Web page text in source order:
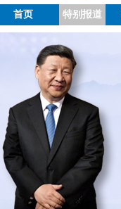
首页 特别报道